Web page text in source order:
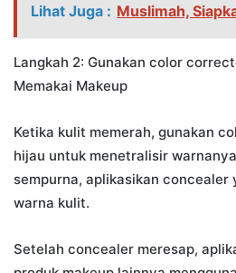
Lihat Juga : Muslimah,
Langkah 2: Gunakan color
Memakai Makeup
Ketika kulit memerah, gunakan
hijau untuk menetralisir
sempurna, aplikasikan concealer
warna kulit.
Setelah concealer meresap,